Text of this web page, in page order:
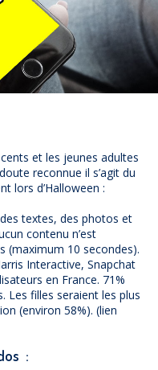
par la Jeunesse
aux jeux d’argent en
et les jeunes adultes
reconnue il s’agit du
lors d’Halloween :
textes, des photos et
contenu n’est
(maximum 10 secondes).
Interactive, Snapchat
en France. 71%
Les filles seraient les plus
(environ 58%). (lien
: